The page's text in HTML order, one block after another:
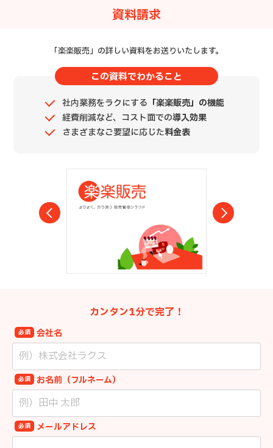
資料請求
「楽楽販売」の詳しい資料をお送りいたします。
この資料でわかること
社内業務をラクにする 「楽楽販売」の機能
経費削減など、コスト面での導入効果
さまざまなご要望に応じた料金表
カンタン1分で完了！
会社名
必須
お名前（フルネーム）
必須
メールアドレス
必須